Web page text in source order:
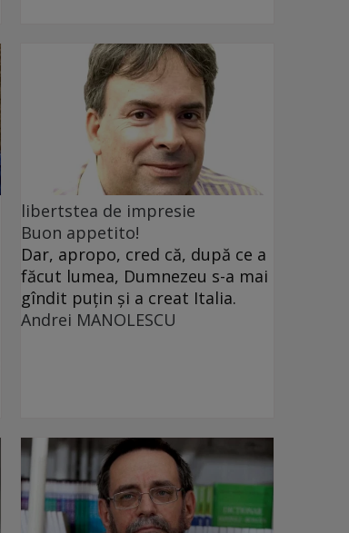
libertstea de impresie
Buon appetito!
Dar, apropo, cred că, după ce a
făcut lumea, Dumnezeu s-a mai
gîndit puțin și a creat Italia.
Andrei MANOLESCU